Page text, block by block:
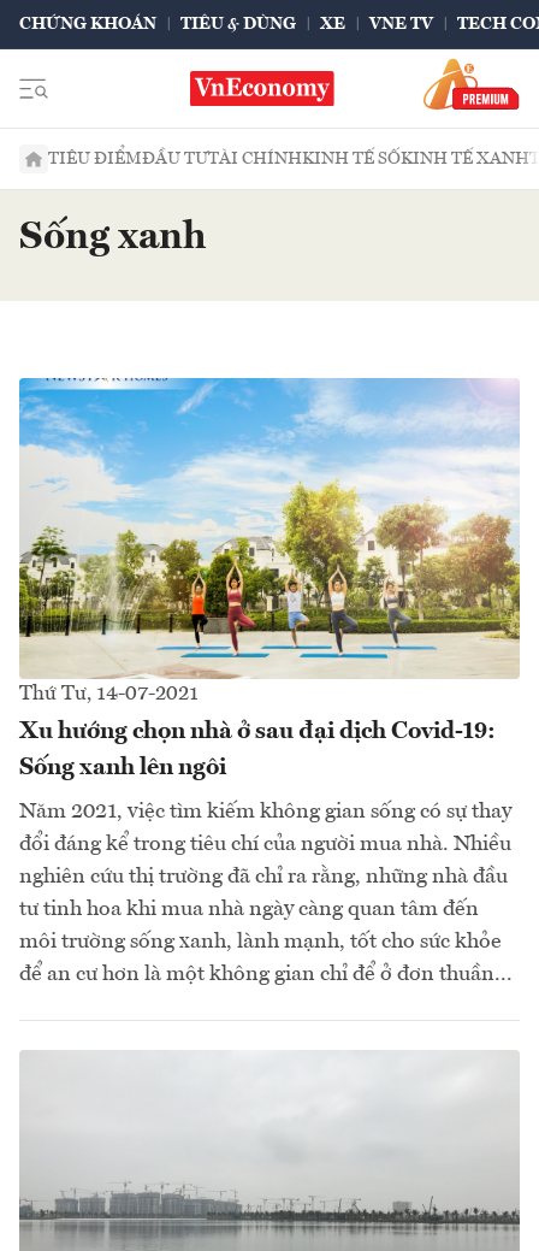
CHỨNG KHOÁN TIÊU & DÙNG XE VNE TV TECH
TIÊU ĐIỂMĐẦU TƯTÀI CHÍNHKINH TẾ SỐKINH TẾ XANH
Sống xanh
Thứ Tư, 14-07-2021
Xu hướng chọn nhà ở sau đại dịch Covid-19:
Sống xanh lên ngôi
Năm 2021, việc tìm kiếm không gian sống có sự thay
đổi đáng kể trong tiêu chí của người mua nhà. Nhiều
nghiên cứu thị trường đã chỉ ra rằng, những nhà đầu
tư tinh hoa khi mua nhà ngày càng quan tâm đến
môi trường sống xanh, lành mạnh, tốt cho sức khỏe
để an cư hơn là một không gian chỉ để ở đơn thuần...